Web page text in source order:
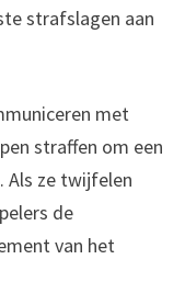
strafslagen aan
met
straffen om een
Als ze twijfelen
de
van het